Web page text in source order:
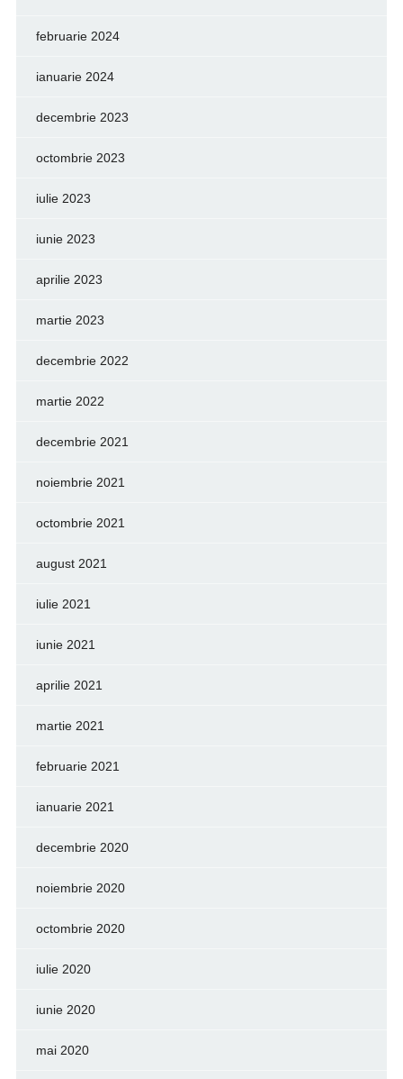
februarie 2024
ianuarie 2024
decembrie 2023
octombrie 2023
iulie 2023
iunie 2023
aprilie 2023
martie 2023
decembrie 2022
martie 2022
decembrie 2021
noiembrie 2021
octombrie 2021
august 2021
iulie 2021
iunie 2021
aprilie 2021
martie 2021
februarie 2021
ianuarie 2021
decembrie 2020
noiembrie 2020
octombrie 2020
iulie 2020
iunie 2020
mai 2020